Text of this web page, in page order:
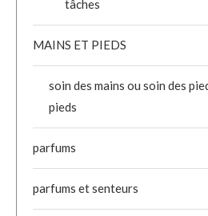
tâches
MAINS ET PIEDS
soin des mains ou soin des
pieds
parfums
parfums et senteurs